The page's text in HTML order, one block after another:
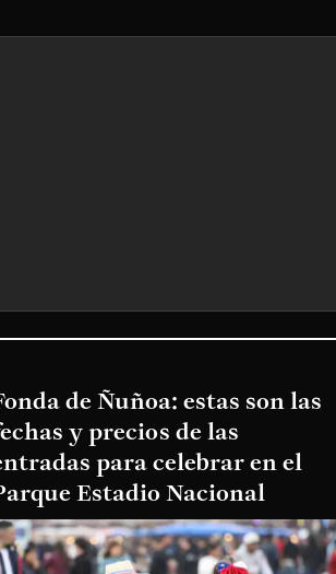
de Ñuñoa: estas son las
y precios de las
para celebrar en el
Estadio Nacional